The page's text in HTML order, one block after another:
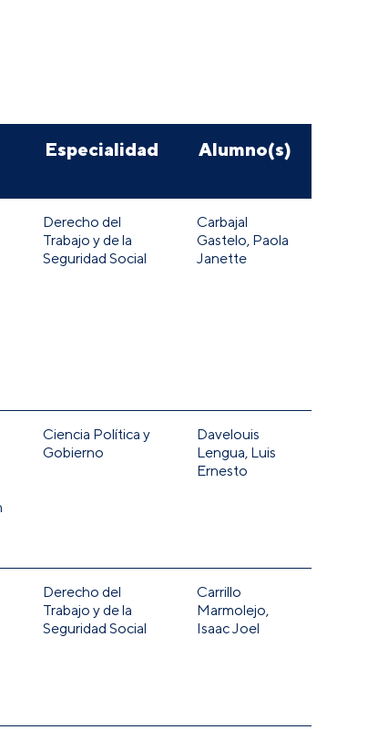
Especialidad Alumno(s)
Derecho del
Trabajo y de la
Seguridad Social
Carbajal
Gastelo, Paola
Janette
Ciencia Política y
Gobierno
Davelouis
Lengua, Luis
Ernesto
Derecho del
Trabajo y de la
Seguridad Social
Carrillo
Marmolejo,
Isaac Joel